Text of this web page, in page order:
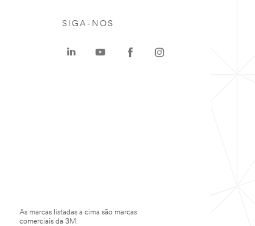
SIGA-NOS
As marcas listadas a cima são marcas
comerciais da 3M.